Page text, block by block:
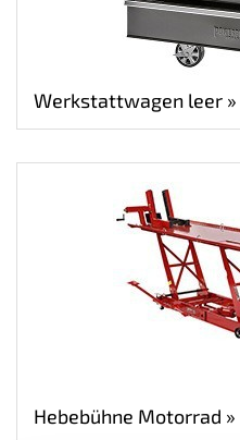
Werkstattwagen leer »
Hebebühne Motorrad »